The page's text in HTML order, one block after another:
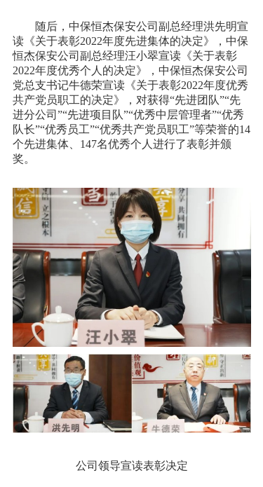
随后，中保恒杰保安公司副总经理洪先明宣
读《关于表彰2022年度先进集体的决定》，中保
恒杰保安公司副总经理汪小翠宣读《关于表彰
2022年度优秀个人的决定》，中保恒杰保安公司
党总支书记牛德荣宣读《关于表彰2022年度优秀
共产党员职工的决定》，对获得“先进团队”“先
进分公司”“先进项目队”“优秀中层管理者”“优秀
队长”“优秀员工”“优秀共产党员职工”等荣誉的14
个先进集体、147名优秀个人进行了表彰并颁
奖。
公司领导宣读表彰决定